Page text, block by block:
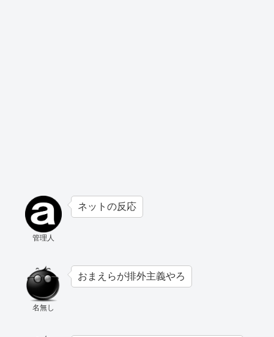
管理人
ネットの反応
名無し
おまえらが排外主義やろ